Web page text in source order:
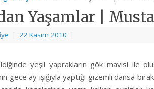
Yaşamlar |
| 22 Kasım 2010 |
yeşil yaprakların gök mavisi ile
gece ay ışığıyla yaptığı gizemli dansa